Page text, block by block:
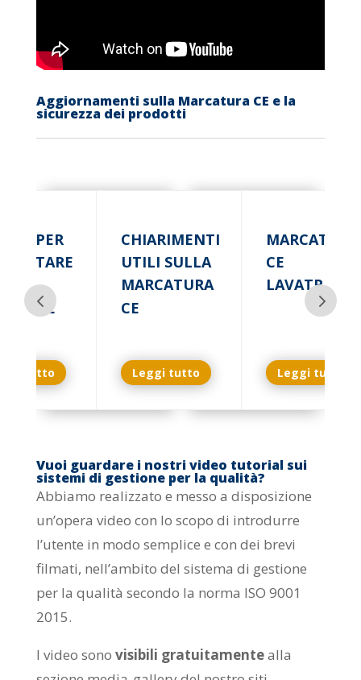
Aggiornamenti sulla Marcatura CE e la
sicurezza dei prodotti
PER
tutto
CHIARIMENTI
UTILI SULLA
MARCATURA
CE
Leggi tutto
MARCATURA
CE
LAVATRICE
Leggi tutto
Vuoi guardare i nostri video tutorial sui
sistemi di gestione per la qualità?
Abbiamo realizzato e messo a disposizione
un’opera video con lo scopo di introdurre
l’utente in modo semplice e con dei brevi
filmati, nell’ambito del sistema di gestione
per la qualità secondo la norma ISO 9001
2015.
I video sono visibili gratuitamentealla